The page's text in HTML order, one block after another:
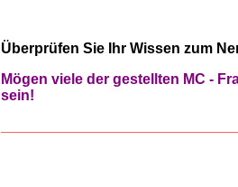
Überprüfen Sie Ihr Wissen zum
Mögen viele der gestellten MC -
sein!